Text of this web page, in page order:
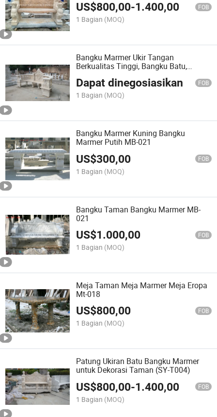
US$800,00-1.400,00 FOB
1 Bagian (MOQ)
Bangku Marmer Ukir Tangan
Berkualitas Tinggi, Bangku Batu,
Dapat dinegosiasikan FOB
1 Bagian (MOQ)
Bangku Marmer Kuning Bangku
Marmer Putih MB-021
US$300,00 FOB
1 Bagian (MOQ)
Bangku Taman Bangku Marmer MB-
021
US$1.000,00 FOB
1 Bagian (MOQ)
Meja Taman Meja Marmer Meja Eropa
Mt-018
US$800,00 FOB
1 Bagian (MOQ)
Patung Ukiran Batu Bangku Marmer
untuk Dekorasi Taman (SY-T004)
US$800,00-1.400,00 FOB
1 Bagian (MOQ)